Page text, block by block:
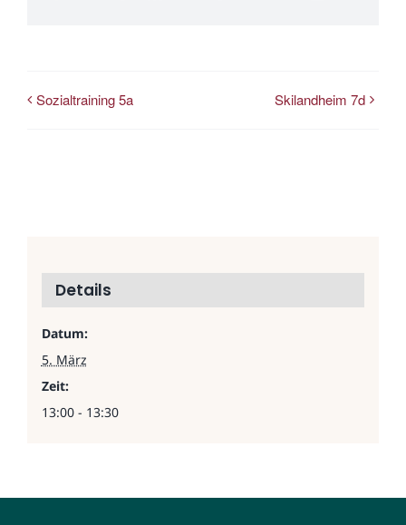
Sozialtraining 5a Skilandheim 7d
Details
Datum:
5. März
Zeit:
13:00 - 13:30